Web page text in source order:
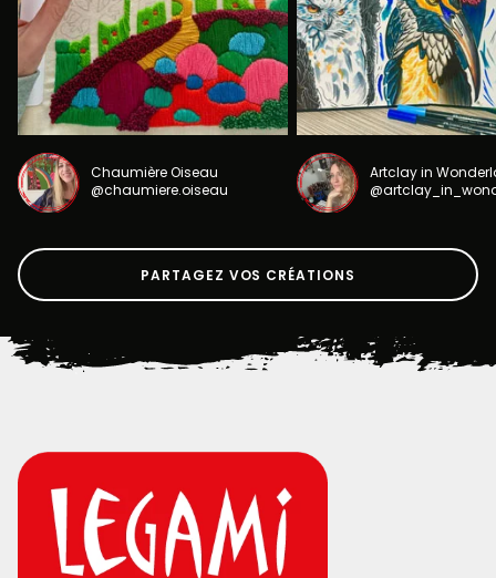
Chaumière Oiseau
@chaumiere.oiseau
Artclay in
PARTAGEZ VOS CRÉATIONS